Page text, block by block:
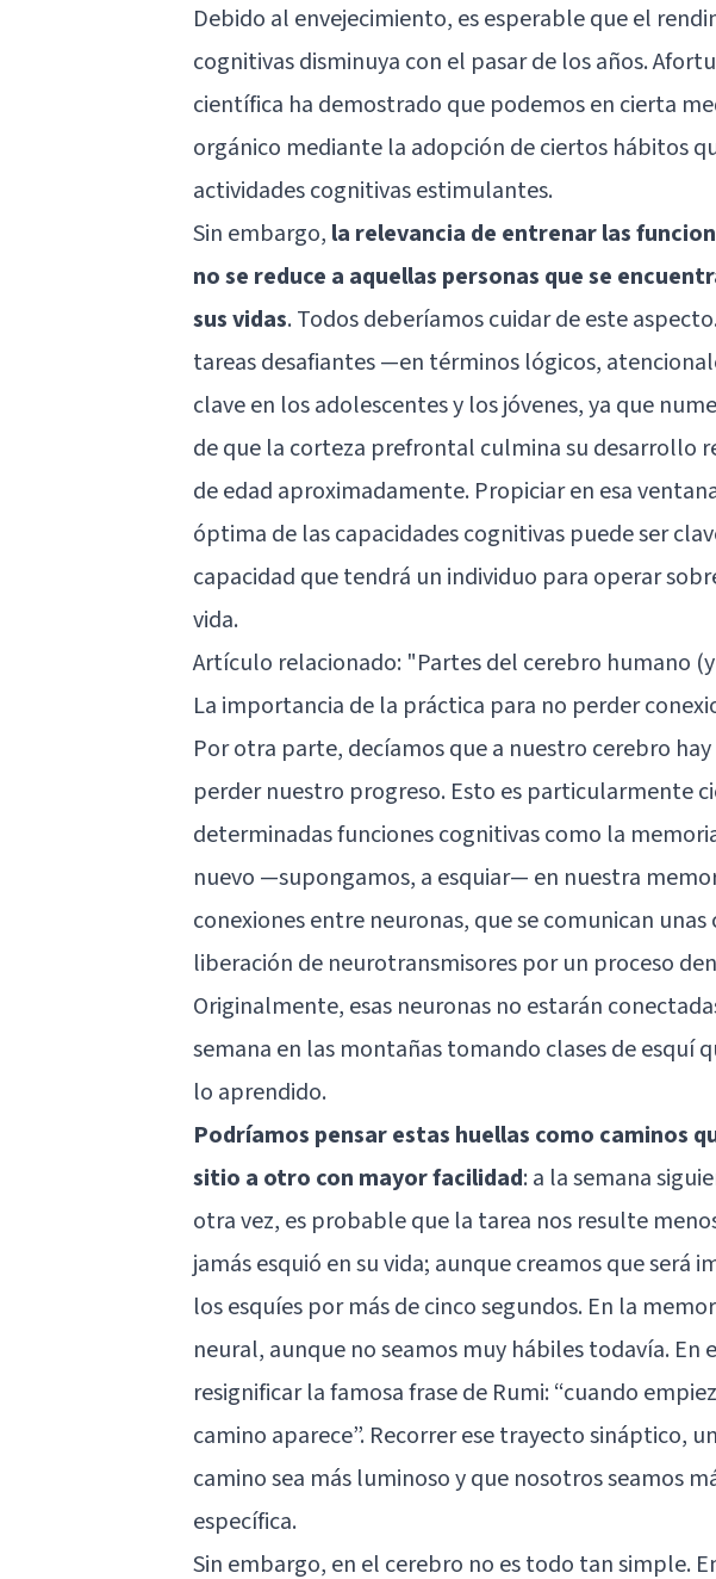
Debido al envejecimiento, es esperable que el
cognitivas disminuya con el pasar de los años.
científica ha demostrado que podemos en cierta
orgánico mediante la adopción de ciertos hábitos
actividades cognitivas estimulantes.
Sin embargo, la relevancia de entrenar las
no se reduce a aquellas personas que se
sus vidas. Todos deberíamos cuidar de este
tareas desafiantes —en términos lógicos,
clave en los adolescentes y los jóvenes, ya que
de que la corteza prefrontal culmina su desarrollo
de edad aproximadamente. Propiciar en esa
óptima de las capacidades cognitivas puede ser
capacidad que tendrá un individuo para operar
vida.
Artículo relacionado: "Partes del cerebro humano
La importancia de la práctica para no perder
Por otra parte, decíamos que a nuestro cerebro
perder nuestro progreso. Esto es particularmente
determinadas funciones cognitivas como la
nuevo —supongamos, a esquiar— en nuestra
conexiones entre neuronas, que se comunican
liberación de neurotransmisores por un proceso
Originalmente, esas neuronas no estarán
semana en las montañas tomando clases de esquí
lo aprendido.
Podríamos pensar estas huellas como caminos
sitio a otro con mayor facilidad: a la semana
otra vez, es probable que la tarea nos resulte
jamás esquió en su vida; aunque creamos que será
los esquíes por más de cinco segundos. En la
neural, aunque no seamos muy hábiles todavía. En
resignificar la famosa frase de Rumi: “cuando
camino aparece”. Recorrer ese trayecto sináptico,
camino sea más luminoso y que nosotros seamos
específica.
Sin embargo, en el cerebro no es todo tan simple.